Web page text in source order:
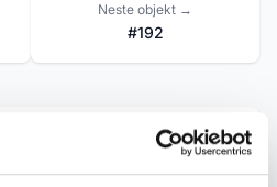
Neste objekt →
#192